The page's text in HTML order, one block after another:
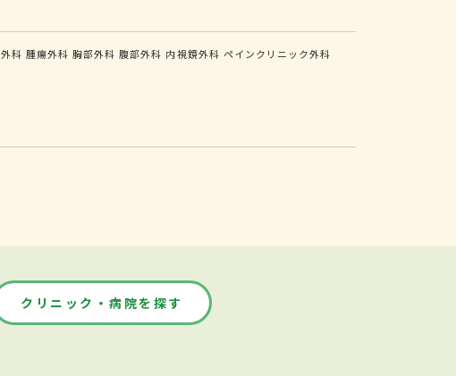
科 腫瘍外科 胸部外科 腹部外科 内視鏡外科 ペインクリニック外科
クリニック・病院を探す